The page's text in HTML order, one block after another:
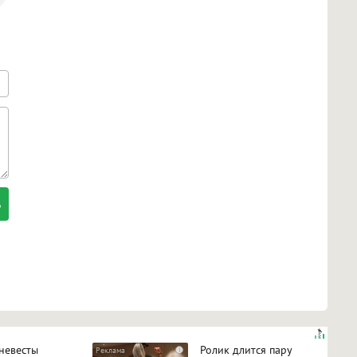
i
Ролик длится пару